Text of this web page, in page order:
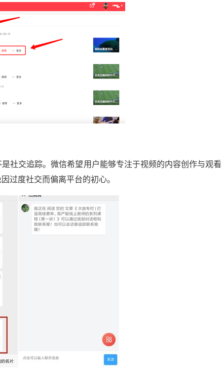
社交追踪。微信希望用户能够专注于视频的内容创作与观看
过度社交而偏离平台的初心。